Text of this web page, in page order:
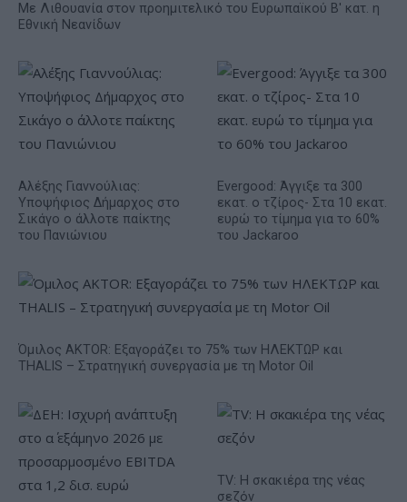
Με Λιθουανία στον προημιτελικό του Ευρωπαϊκού Β' κατ. η
Εθνική Νεανίδων
Αλέξης Γιαννούλιας:
Υποψήφιος Δήμαρχος στο
Σικάγο ο άλλοτε παίκτης
του Πανιώνιου
Evergood: Άγγιξε τα 300
εκατ. ο τζίρος- Στα 10 εκατ.
ευρώ το τίμημα για το 60%
του Jackaroo
Όμιλος AKTOR: Εξαγοράζει το 75% των ΗΛΕΚΤΩΡ και
THALIS – Στρατηγική συνεργασία με τη Motor Oil
TV: Η σκακιέρα της νέας
σεζόν